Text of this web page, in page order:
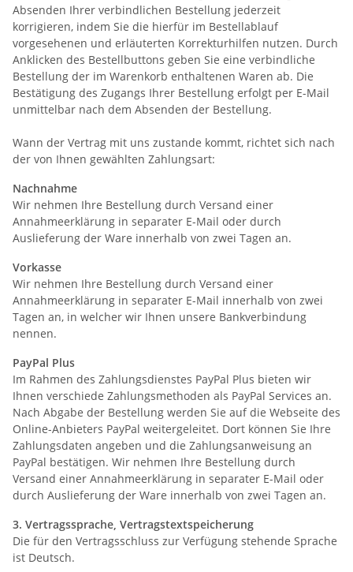
Absenden Ihrer verbindlichen Bestellung jederzeit
korrigieren, indem Sie die hierfür im Bestellablauf
vorgesehenen und erläuterten Korrekturhilfen nutzen. Durch
Anklicken des Bestellbuttons geben Sie eine verbindliche
Bestellung der im Warenkorb enthaltenen Waren ab. Die
Bestätigung des Zugangs Ihrer Bestellung erfolgt per E-Mail
unmittelbar nach dem Absenden der Bestellung.
Wann der Vertrag mit uns zustande kommt, richtet sich nach
der von Ihnen gewählten Zahlungsart:
Nachnahme
Wir nehmen Ihre Bestellung durch Versand einer
Annahmeerklärung in separater E-Mail oder durch
Auslieferung der Ware innerhalb von zwei Tagen an.
Vorkasse
Wir nehmen Ihre Bestellung durch Versand einer
Annahmeerklärung in separater E-Mail innerhalb von zwei
Tagen an, in welcher wir Ihnen unsere Bankverbindung
nennen.
PayPal Plus
Im Rahmen des Zahlungsdienstes PayPal Plus bieten wir
Ihnen verschiede Zahlungsmethoden als PayPal Services an.
Nach Abgabe der Bestellung werden Sie auf die Webseite des
Online-Anbieters PayPal weitergeleitet. Dort können Sie Ihre
Zahlungsdaten angeben und die Zahlungsanweisung an
PayPal bestätigen. Wir nehmen Ihre Bestellung durch
Versand einer Annahmeerklärung in separater E-Mail oder
durch Auslieferung der Ware innerhalb von zwei Tagen an.
3. Vertragssprache, Vertragstextspeicherung
Die für den Vertragsschluss zur Verfügung stehende Sprache
ist Deutsch.